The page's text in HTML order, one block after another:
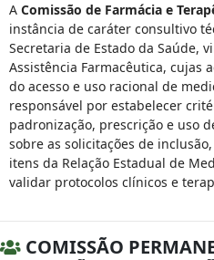
A Comissão de Farmácia e
instância de caráter consultivo
Secretaria de Estado da Saúde,
Assistência Farmacêutica, cujas
do acesso e uso racional de
responsável por estabelecer
padronização, prescrição e uso
sobre as solicitações de
itens da Relação Estadual de
validar protocolos clínicos e
COMISSÃO